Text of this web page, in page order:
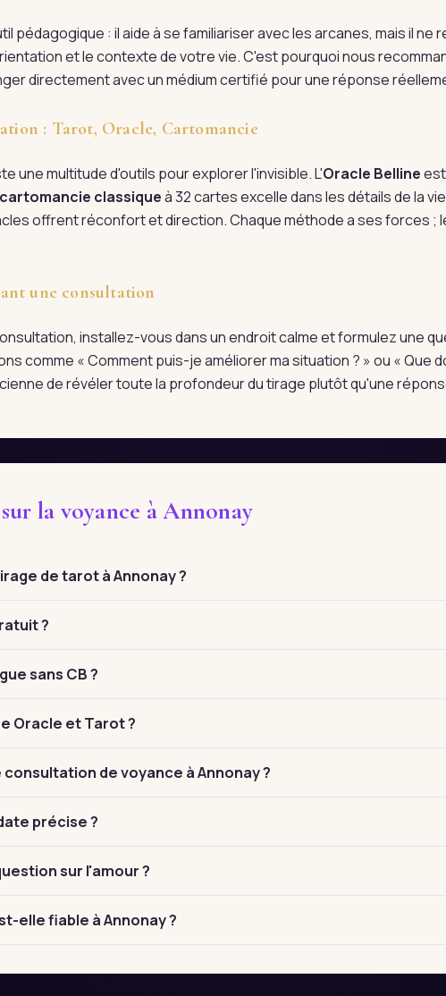
pédagogique : il aide à se familiariser avec les arcanes, mais il
et le contexte de votre vie. C'est pourquoi nous
directement avec un médium certifié pour une réponse
: Tarot, Oracle, Cartomancie
une multitude d'outils pour explorer l'invisible. L'Oracle Belline
cartomancie classiqueà 32 cartes excelle dans les détails de la
offrent réconfort et direction. Chaque méthode a ses forces ;
une consultation
installez-vous dans un endroit calme et formulez une
comme « Comment puis-je améliorer ma situation ? » ou « Que
de révéler toute la profondeur du tirage plutôt qu'une
la voyance à Annonay
de tarot à Annonay ?
?
sans CB ?
Oracle et Tarot ?
de voyance à Annonay ?
précise ?
sur l'amour ?
elle fiable à Annonay ?